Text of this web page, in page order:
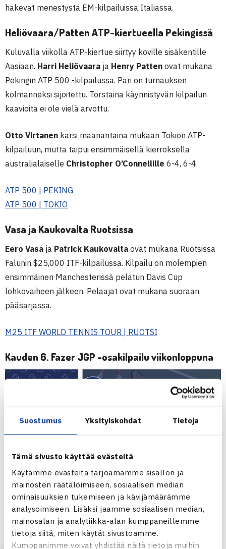
Suostumus Yksityiskohdat Tietoja
Tämä sivusto käyttää evästeitä
Käytämme evästeitä tarjoamamme sisällön ja
mainosten räätälöimiseen, sosiaalisen median
ominaisuuksien tukemiseen ja kävijämäärämme
analysoimiseen. Lisäksi jaamme sosiaalisen median,
mainosalan ja analytiikka-alan kumppaneillemme
tietoja siitä, miten käytät sivustoamme.
Kumppanimme voivat yhdistää näitä tietoja muihin
hakevat menestystä EM-kilpailuissa Italiassa.
Heliövaara/Patten ATP-kiertueella Pekingissä
Kuluvalla viikolla ATP-kiertue siirtyy koville sisäkentille
Aasiaan. Harri Heliövaara ja Henry Patten ovat mukana
Pekingin ATP 500 -kilpailussa. Pari on turnauksen
kolmanneksi sijoitettu. Torstaina käynnistyvän kilpailun
kaavioita ei ole vielä arvottu.
Otto Virtanen karsi maanantaina mukaan Tokion ATP-
kilpailuun, mutta taipui ensimmäisellä kierroksella
australialaiselle Christopher O’Connellille 6-4, 6-4.
ATP 500 | PEKING
ATP 500 | TOKIO
Vasa ja Kaukovalta Ruotsissa
Eero Vasa ja Patrick Kaukovalta ovat mukana Ruotsissa
Falunin $25,000 ITF-kilpailussa. Kilpailu on molempien
ensimmäinen Manchesterissä pelatun Davis Cup
lohkovaiheen jälkeen. Pelaajat ovat mukana suoraan
pääsarjassa.
M25 ITF WORLD TENNIS TOUR | RUOTSI
Kauden 6. Fazer JGP -osakilpailu viikonloppuna
Viikonloppuna pelataan kauden kuudes ja viimeinen Fazer
JGP -osakilpailu ennen kauden päättävää Fazer JGP
Masters -kilpailua. Osakilpailut pelataan neljällä eri